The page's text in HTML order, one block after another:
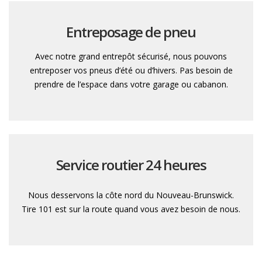
Entreposage de pneu
Avec notre grand entrepôt sécurisé, nous pouvons
entreposer vos pneus d’été ou d’hivers. Pas besoin de
prendre de l’espace dans votre garage ou cabanon.
Service routier 24 heures
Nous desservons la côte nord du Nouveau-Brunswick.
Tire 101 est sur la route quand vous avez besoin de nous.